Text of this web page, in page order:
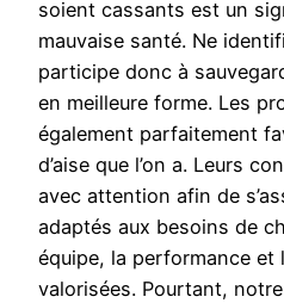
soient cassants est un
mauvaise santé. Ne
participe donc à
en meilleure forme. Les
également parfaitement
d’aise que l’on a. Leurs
avec attention afin de
adaptés aux besoins de
équipe, la performance et
valorisées. Pourtant,